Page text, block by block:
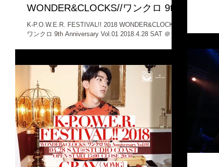
WONDER&CLOCKS//ワンクロ 9th
Anniversary Vol.01
K-P.O.W.E.R. FESTIVAL!! 2018 WONDER&CLOCKS//
ワンクロ 9th Anniversary Vol.01 2018.4.28 SAT ＠